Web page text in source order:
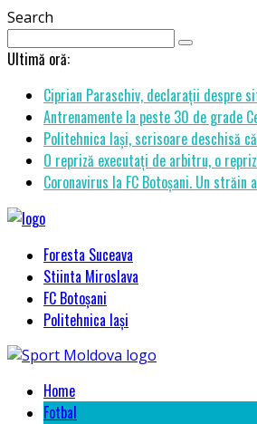
Search
Ultimă oră:
Ciprian Paraschiv, declarații despre
Antrenamente la peste 30 de grade
Politehnica Iași, scrisoare deschisă
O repriză executați de arbitru, o
Coronavirus la FC Botoșani. Un
Foresta Suceava
Stiinta Miroslava
FC Botoșani
Politehnica Iași
Home
Fotbal